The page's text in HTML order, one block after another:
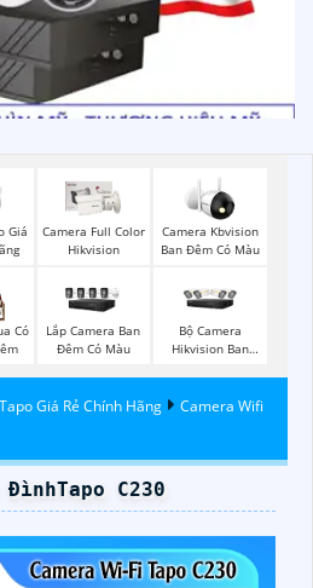
Giá
Camera Full Color
Hikvision
Camera Kbvision
Ban Đêm Có Màu
Có
Lắp Camera Ban
Đêm Có Màu
Bộ Camera
Hikvision Ban
Giá Rẻ Chính Hãng
Camera Wifi
C230